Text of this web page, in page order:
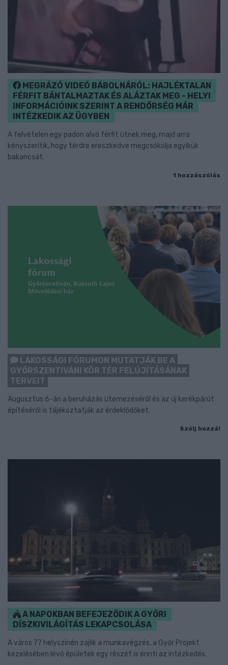
MEGRÁZÓ VIDEÓ BÁBOLNÁRÓL: HAJLÉKTALAN
FÉRFIT BÁNTALMAZTAK ÉS ALÁZTAK MEG - HELYI
INFORMÁCIÓINK SZERINT A RENDŐRSÉG MÁR
INTÉZKEDIK AZ ÜGYBEN
A felvételen egy padon alvó férfit ütnek meg, majd arra
kényszerítik, hogy térdre ereszkedve megcsókolja egyikük
bakancsát.
1 hozzászólás
LAKOSSÁGI FÓRUMON MUTATJÁK BE A
GYŐRSZENTIVÁNI KÖR TÉR FELÚJÍTÁSÁNAK
TERVEIT
Augusztus 6-án a beruházás ütemezéséről és az új kerékpárút
építéséről is tájékoztatják az érdeklődőket.
Szólj hozzá!
A NAPOKBAN BEFEJEZŐDIK A GYŐRI
DÍSZKIVILÁGÍTÁS LEKAPCSOLÁSA
A város 77 helyszínén zajlik a munkavégzés, a Győr Projekt
kezelésében lévő épületek egy részét is érinti az intézkedés.